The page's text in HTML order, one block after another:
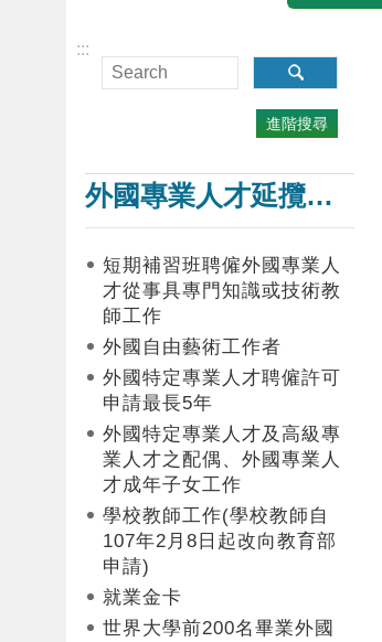
:::
進階搜尋
外國專業人才延攬及僱用
短期補習班聘僱外國專業人
才從事具專門知識或技術教
師工作
外國自由藝術工作者
外國特定專業人才聘僱許可
申請最長5年
外國特定專業人才及高級專
業人才之配偶、外國專業人
才成年子女工作
學校教師工作(學校教師自
107年2月8日起改向教育部
申請)
就業金卡
世界大學前200名畢業外國